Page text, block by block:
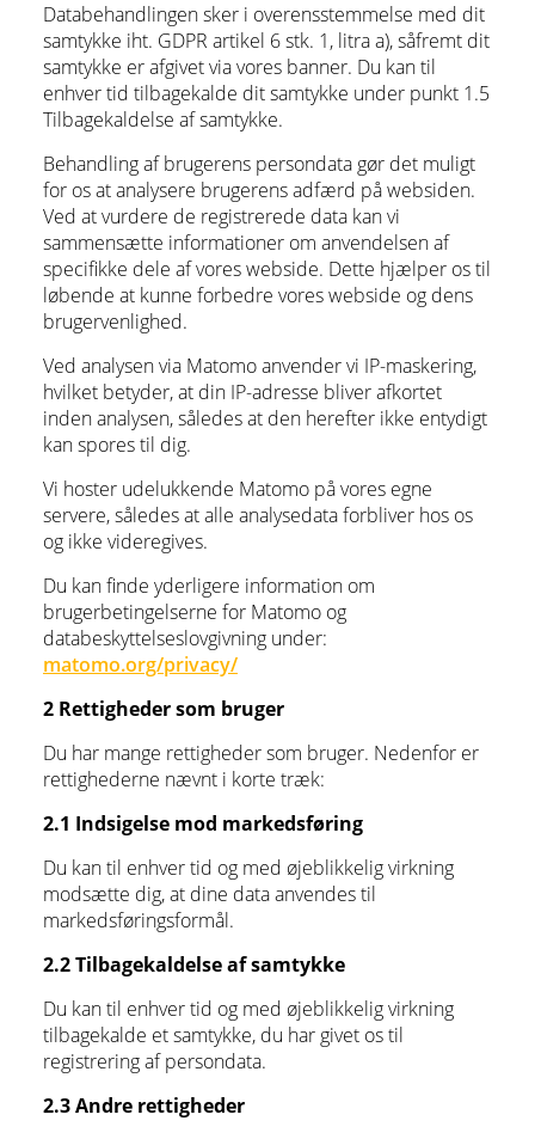
Databehandlingen sker i overensstemmelse med dit
samtykke iht. GDPR artikel 6 stk. 1, litra a), såfremt dit
samtykke er afgivet via vores banner. Du kan til
enhver tid tilbagekalde dit samtykke under punkt 1.5
Tilbagekaldelse af samtykke.
Behandling af brugerens persondata gør det muligt
for os at analysere brugerens adfærd på websiden.
Ved at vurdere de registrerede data kan vi
sammensætte informationer om anvendelsen af
specifikke dele af vores webside. Dette hjælper os til
løbende at kunne forbedre vores webside og dens
brugervenlighed.
Ved analysen via Matomo anvender vi IP-maskering,
hvilket betyder, at din IP-adresse bliver afkortet
inden analysen, således at den herefter ikke entydigt
kan spores til dig.
Vi hoster udelukkende Matomo på vores egne
servere, således at alle analysedata forbliver hos os
og ikke videregives.
Du kan finde yderligere information om
brugerbetingelserne for Matomo og
databeskyttelseslovgivning under:
matomo.org/privacy/
2 Rettigheder som bruger
Du har mange rettigheder som bruger. Nedenfor er
rettighederne nævnt i korte træk:
2.1 Indsigelse mod markedsføring
Du kan til enhver tid og med øjeblikkelig virkning
modsætte dig, at dine data anvendes til
markedsføringsformål.
2.2 Tilbagekaldelse af samtykke
Du kan til enhver tid og med øjeblikkelig virkning
tilbagekalde et samtykke, du har givet os til
registrering af persondata.
2.3 Andre rettigheder